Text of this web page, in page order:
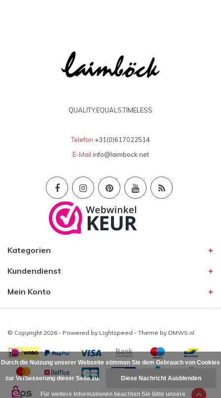
QUALITY.EQUALS.TIMELESS
Telefon +31(0)617022514
E-Mail info@laimbock.net
Kategorien
Kundendienst
Mein Konto
© Copyright 2026 - Powered by Lightspeed - Theme by DMWS.nl
Durch die Nutzung unserer Webseite stimmen Sie dem Gebrauch von Cookies
zur Verbesserung dieser Seite zu. Diese Nachricht Ausblenden
Für weitere Informationen beachten Sie bitte unsere